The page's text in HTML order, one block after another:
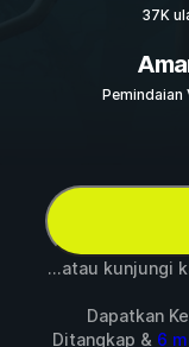
37K
Pemindaian
...atau kunjungi
Dapatkan
Ditangkap & 6